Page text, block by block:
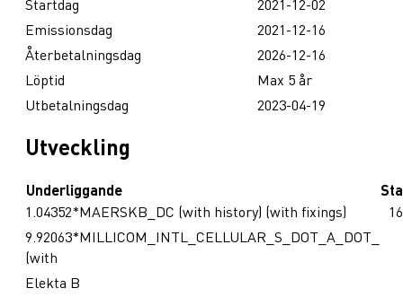
Startdag
2021-12-02
Emissionsdag
2021-12-16
Återbetalningsdag
2026-12-16
Löptid
Max 5 år
Utbetalningsdag
2023-04-19
Utveckling
Underliggande
1.04352*MAERSKB_DC (with history) (with fixings)
9.92063*MILLICOM_INTL_CELLULAR_S_DOT_A_DOT_
(with
Elekta B